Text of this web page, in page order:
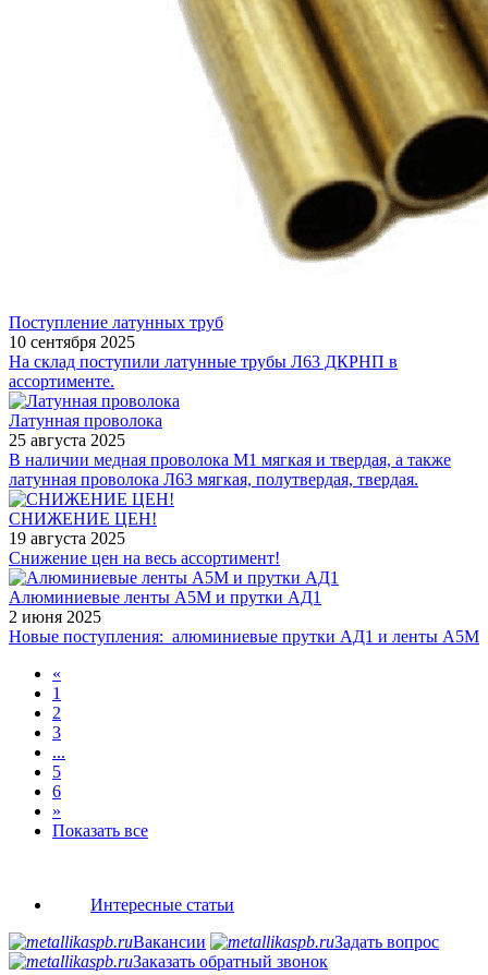
Поступление латунных труб
10 сентября 2025
На склад поступили латунные трубы Л63 ДКРНП в
ассортименте.
Латунная проволока
25 августа 2025
В наличии медная проволока М1 мягкая и твердая, а также
латунная проволока Л63 мягкая, полутвердая, твердая.
СНИЖЕНИЕ ЦЕН!
19 августа 2025
Снижение цен на весь ассортимент!
Алюминиевые ленты А5М и прутки АД1
2 июня 2025
Новые поступления: алюминиевые прутки АД1 и ленты А5М
«
1
2
3
...
5
6
»
Показать все
Интересные статьи
Вакансии
Задать вопрос
Заказать обратный звонок